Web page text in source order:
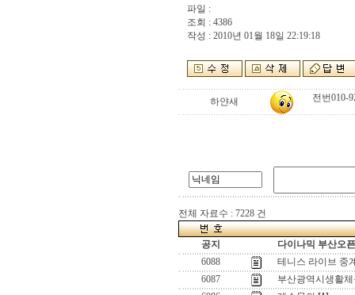
파일 :
조회 : 4386
작성 : 2010년 01월 18일 22:19:18
하얀새 전번010-
전체 자료수 : 7228 건
공지
다이나믹 부산오
6088
테니스 라이브 중
6087
부산광역시생활